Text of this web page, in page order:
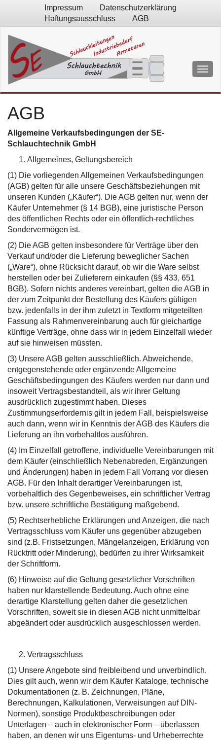
Impressum
Datenschutzerklärung
Haftungsausschluss
AGB
AGB
Allgemeine Verkaufsbedingungen der SE-
Schlauchtechnik GmbH
Allgemeines, Geltungsbereich
(1) Die vorliegenden Allgemeinen Verkaufsbedingungen
(AGB) gelten für alle unsere Geschäftsbeziehungen mit
unseren Kunden („Käufer“). Die AGB gelten nur, wenn der
Käufer Unternehmer (§ 14 BGB), eine juristische Person
des öffentlichen Rechts oder ein öffentlich-rechtliches
Sondervermögen ist.
(2) Die AGB gelten insbesondere für Verträge über den
Verkauf und/oder die Lieferung beweglicher Sachen
(„Ware“), ohne Rücksicht darauf, ob wir die Ware selbst
herstellen oder bei Zulieferern einkaufen (§§ 433, 651
BGB). Sofern nichts anderes vereinbart, gelten die AGB in
der zum Zeitpunkt der Bestellung des Käufers gültigen
bzw. jedenfalls in der ihm zuletzt in Textform mitgeteilten
Fassung als Rahmenvereinbarung auch für gleichartige
künftige Verträge, ohne dass wir in jedem Einzelfall wieder
auf sie hinweisen müssten.
(3) Unsere AGB gelten ausschließlich. Abweichende,
entgegenstehende oder ergänzende Allgemeine
Geschäftsbedingungen des Käufers werden nur dann und
insoweit Vertragsbestandteil, als wir ihrer Geltung
ausdrücklich zugestimmt haben. Dieses
Zustimmungserfordernis gilt in jedem Fall, beispielsweise
auch dann, wenn wir in Kenntnis der AGB des Käufers die
Lieferung an ihn vorbehaltlos ausführen.
(4) Im Einzelfall getroffene, individuelle Vereinbarungen mit
dem Käufer (einschließlich Nebenabreden, Ergänzungen
und Änderungen) haben in jedem Fall Vorrang vor diesen
AGB. Für den Inhalt derartiger Vereinbarungen ist,
vorbehaltlich des Gegenbeweises, ein schriftlicher Vertrag
bzw. unsere schriftliche Bestätigung maßgebend.
(5) Rechtserhebliche Erklärungen und Anzeigen, die nach
Vertragsschluss vom Käufer uns gegenüber abzugeben
sind (z.B. Fristsetzungen, Mängelanzeigen, Erklärung von
Rücktritt oder Minderung), bedürfen zu ihrer Wirksamkeit
der Schriftform.
(6) Hinweise auf die Geltung gesetzlicher Vorschriften
haben nur klarstellende Bedeutung. Auch ohne eine
derartige Klarstellung gelten daher die gesetzlichen
Vorschriften, soweit sie in diesen AGB nicht unmittelbar
abgeändert oder ausdrücklich ausgeschlossen werden.
Vertragsschluss
(1) Unsere Angebote sind freibleibend und unverbindlich.
Dies gilt auch, wenn wir dem Käufer Kataloge, technische
Dokumentationen (z. B. Zeichnungen, Pläne,
Berechnungen, Kalkulationen, Verweisungen auf DIN-
Normen), sonstige Produktbeschreibungen oder
Unterlagen – auch in elektronischer Form – überlassen
haben, an denen wir uns Eigentums- und Urheberrechte